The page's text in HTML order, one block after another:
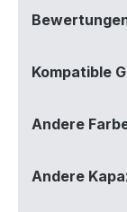
Kompatible
Andere
Andere